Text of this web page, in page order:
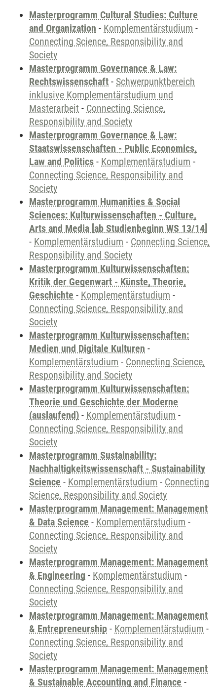
Masterprogramm Cultural Studies: Culture
and Organization - Komplementärstudium -
Connecting Science, Responsibility and
Society
Masterprogramm Governance & Law:
Rechtswissenschaft - Schwerpunktbereich
inklusive Komplementärstudium und
Masterarbeit - Connecting Science,
Responsibility and Society
Masterprogramm Governance & Law:
Staatswissenschaften - Public Economics,
Law and Politics - Komplementärstudium -
Connecting Science, Responsibility and
Society
Masterprogramm Humanities & Social
Sciences: Kulturwissenschaften - Culture,
Arts and Media [ab Studienbeginn WS 13/14]
- Komplementärstudium - Connecting Science,
Responsibility and Society
Masterprogramm Kulturwissenschaften:
Kritik der Gegenwart - Künste, Theorie,
Geschichte - Komplementärstudium -
Connecting Science, Responsibility and
Society
Masterprogramm Kulturwissenschaften:
Medien und Digitale Kulturen -
Komplementärstudium - Connecting Science,
Responsibility and Society
Masterprogramm Kulturwissenschaften:
Theorie und Geschichte der Moderne
(auslaufend) - Komplementärstudium -
Connecting Science, Responsibility and
Society
Masterprogramm Sustainability:
Nachhaltigkeitswissenschaft - Sustainability
Science - Komplementärstudium - Connecting
Science, Responsibility and Society
Masterprogramm Management: Management
& Data Science - Komplementärstudium -
Connecting Science, Responsibility and
Society
Masterprogramm Management: Management
& Engineering - Komplementärstudium -
Connecting Science, Responsibility and
Society
Masterprogramm Management: Management
& Entrepreneurship - Komplementärstudium -
Connecting Science, Responsibility and
Society
Masterprogramm Management: Management
& Sustainable Accounting and Finance -